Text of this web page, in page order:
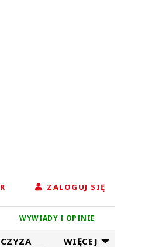
ZALOGUJ SIĘ
WYWIADY I OPINIE
WIĘCEJ